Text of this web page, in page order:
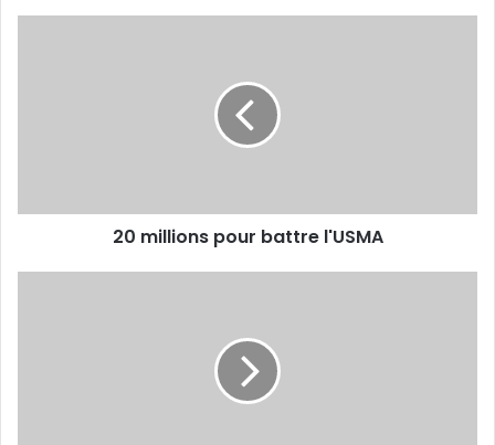
20 millions pour battre l'USMA